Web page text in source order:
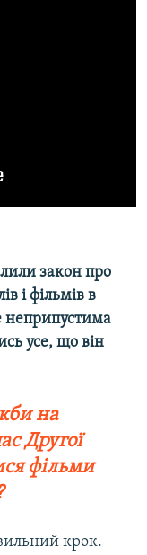
закон про
і фільмів в
неприпустима
усе, що він
на
Другої
фільми
крок.